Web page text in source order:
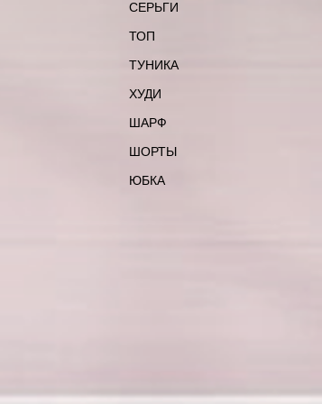
СЕРЬГИ
ТОП
ТУНИКА
ХУДИ
ШАРФ
ШОРТЫ
ЮБКА